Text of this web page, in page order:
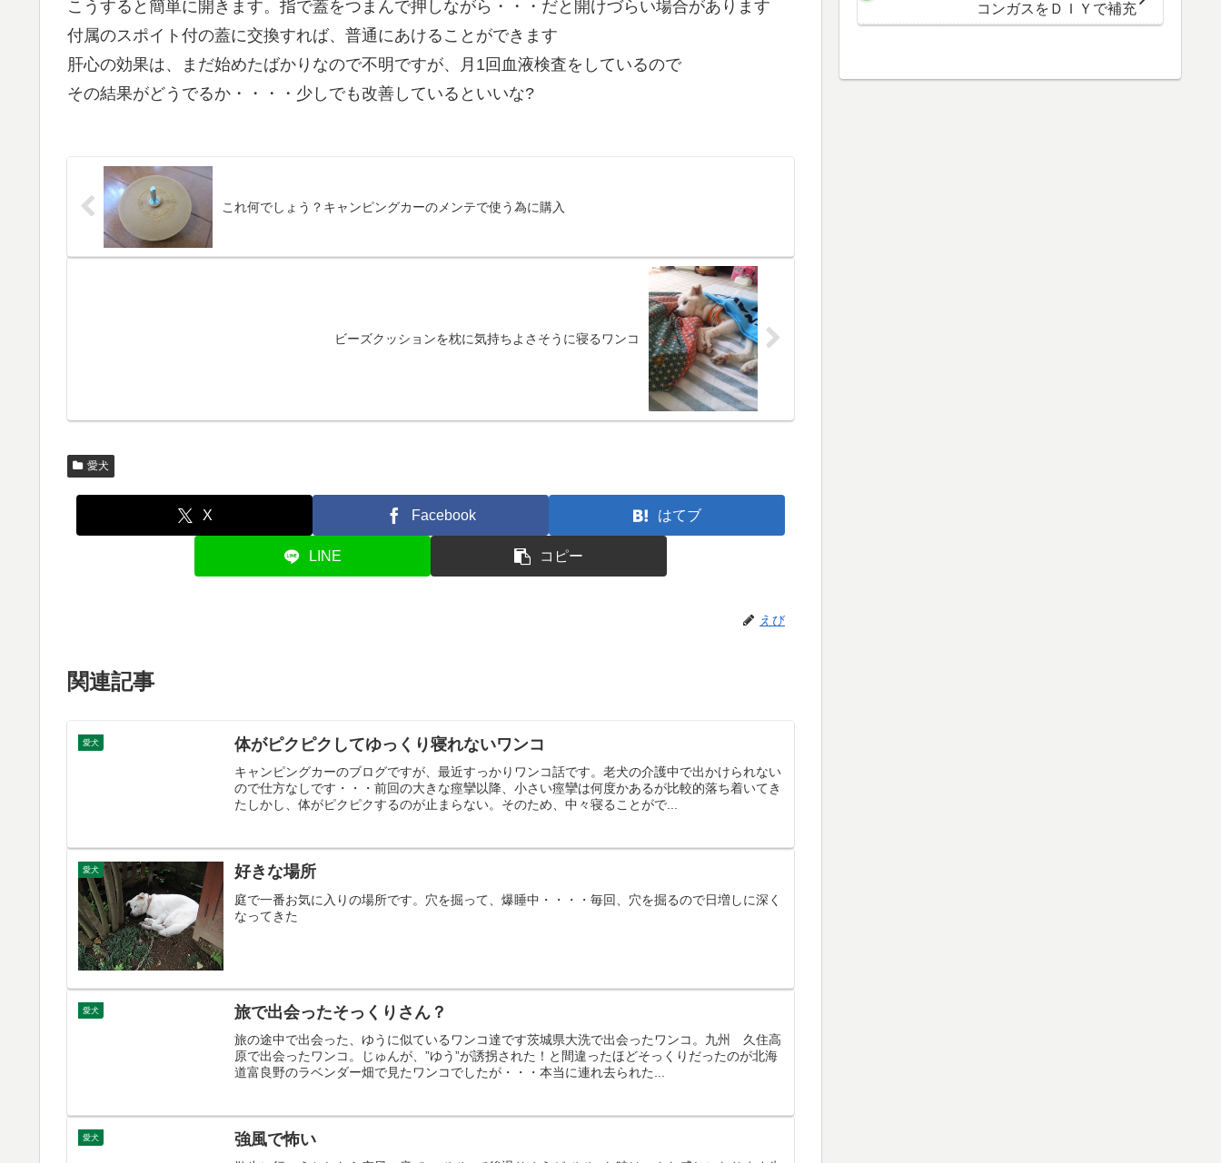
こうすると簡単に開きます。指で蓋をつまんで押しながら・・・だと開けづらい場合があります
付属のスポイト付の蓋に交換すれば、普通にあけることができます
肝心の効果は、まだ始めたばかりなので不明ですが、月1回血液検査をしているので
その結果がどうでるか・・・・少しでも改善しているといいな?
これ何でしょう？キャンピングカーのメンテで使う為に購入
ビーズクッションを枕に気持ちよさそうに寝るワンコ
愛犬
X Facebook はてブ
LINE コピー
えび
関連記事
愛犬 体がピクピクしてゆっくり寝れないワンコ
キャンピングカーのブログですが、最近すっかりワンコ話です。老犬の介護中で出かけられない
ので仕方なしです・・・前回の大きな痙攣以降、小さい痙攣は何度かあるが比較的落ち着いてき
たしかし、体がピクピクするのが止まらない。そのため、中々寝ることがで...
愛犬 好きな場所
庭で一番お気に入りの場所です。穴を掘って、爆睡中・・・・毎回、穴を掘るので日増しに深く
なってきた
愛犬 旅で出会ったそっくりさん？
旅の途中で出会った、ゆうに似ているワンコ達です茨城県大洗で出会ったワンコ。九州 久住高
原で出会ったワンコ。じゅんが、”ゆう”が誘拐された！と間違ったほどそっくりだったのが北海
道富良野のラベンダー畑で見たワンコでしたが・・・本当に連れ去られた...
愛犬 強風で怖い
コンガスをＤＩＹで補充